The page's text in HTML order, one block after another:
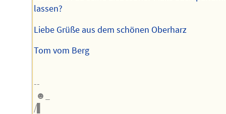
lassen?
Liebe Grüße aus dem schönen Oberharz
Tom vom Berg
--
☻_
/▌